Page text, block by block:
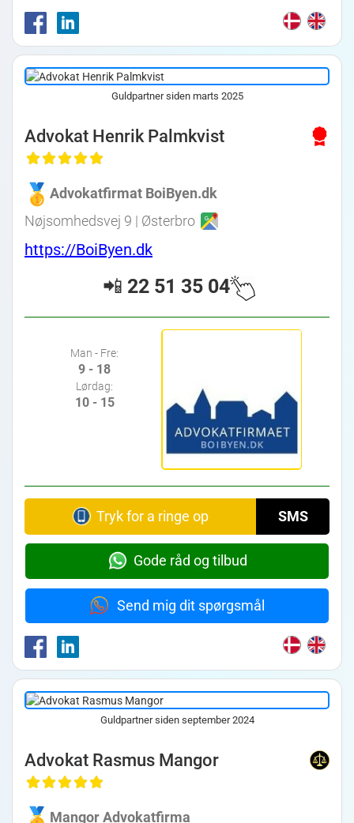
Guldpartner siden marts 2025
Advokat Henrik Palmkvist
Advokatfirmat BoiByen.dk
Nøjsomhedsvej 9 | Østerbro
https://BoiByen.dk
📲 22 51 35 04
Man - Fre:
9 - 18
Lørdag:
10 - 15
Tryk for a ringe op SMS
Gode råd og tilbud
Send mig dit spørgsmål
Guldpartner siden september 2024
Advokat Rasmus Mangor
Mangor Advokatfirma